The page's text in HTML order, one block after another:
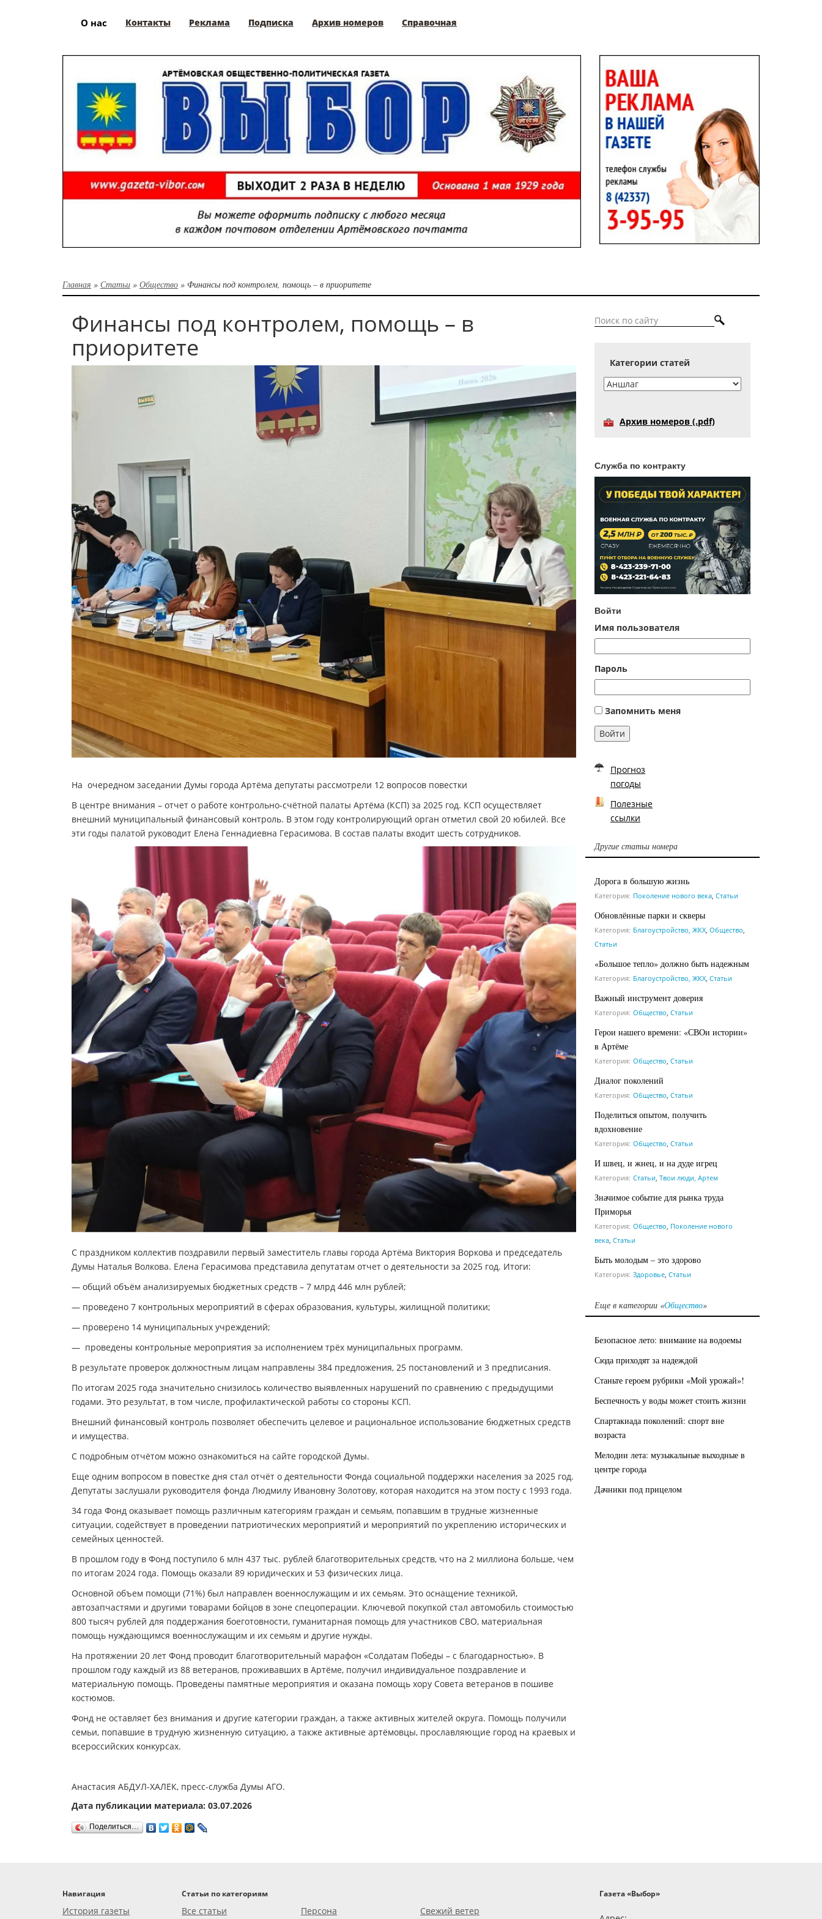
О нас Контакты Реклама Подписка Архив номеров Справочная
Главная » Статьи » Общество » Финансы под контролем, помощь – в приоритете
Финансы под контролем, помощь – в
приоритете
На очередном заседании Думы города Артёма депутаты рассмотрели 12 вопросов повестки
В центре внимания – отчет о работе контрольно-счётной палаты Артёма (КСП) за 2025 год. КСП осуществляет
внешний муниципальный финансовый контроль. В этом году контролирующий орган отметил свой 20 юбилей. Все
эти годы палатой руководит Елена Геннадиевна Герасимова. В состав палаты входит шесть сотрудников.
С праздником коллектив поздравили первый заместитель главы города Артёма Виктория Воркова и председатель
Думы Наталья Волкова. Елена Герасимова представила депутатам отчет о деятельности за 2025 год. Итоги:
— общий объём анализируемых бюджетных средств – 7 млрд 446 млн рублей;
— проведено 7 контрольных мероприятий в сферах образования, культуры, жилищной политики;
— проверено 14 муниципальных учреждений;
— проведены контрольные мероприятия за исполнением трёх муниципальных программ.
В результате проверок должностным лицам направлены 384 предложения, 25 постановлений и 3 предписания.
По итогам 2025 года значительно снизилось количество выявленных нарушений по сравнению с предыдущими
годами. Это результат, в том числе, профилактической работы со стороны КСП.
Внешний финансовый контроль позволяет обеспечить целевое и рациональное использование бюджетных средств
и имущества.
С подробным отчётом можно ознакомиться на сайте городской Думы.
Еще одним вопросом в повестке дня стал отчёт о деятельности Фонда социальной поддержки населения за 2025 год.
Депутаты заслушали руководителя фонда Людмилу Ивановну Золотову, которая находится на этом посту с 1993 года.
34 года Фонд оказывает помощь различным категориям граждан и семьям, попавшим в трудные жизненные
ситуации, содействует в проведении патриотических мероприятий и мероприятий по укреплению исторических и
семейных ценностей.
В прошлом году в Фонд поступило 6 млн 437 тыс. рублей благотворительных средств, что на 2 миллиона больше, чем
по итогам 2024 года. Помощь оказали 89 юридических и 53 физических лица.
Основной объем помощи (71%) был направлен военнослужащим и их семьям. Это оснащение техникой,
автозапчастями и другими товарами бойцов в зоне спецоперации. Ключевой покупкой стал автомобиль стоимостью
800 тысяч рублей для поддержания боеготовности, гуманитарная помощь для участников СВО, материальная
помощь нуждающимся военнослужащим и их семьям и другие нужды.
На протяжении 20 лет Фонд проводит благотворительный марафон «Солдатам Победы – с благодарностью». В
прошлом году каждый из 88 ветеранов, проживавших в Артёме, получил индивидуальное поздравление и
материальную помощь. Проведены памятные мероприятия и оказана помощь хору Совета ветеранов в пошиве
костюмов.
Фонд не оставляет без внимания и другие категории граждан, а также активных жителей округа. Помощь получили
семьи, попавшие в трудную жизненную ситуацию, а также активные артёмовцы, прославляющие город на краевых и
всероссийских конкурсах.
Анастасия АБДУЛ-ХАЛЕК, пресс-служба Думы АГО.
Дата публикации материала: 03.07.2026
Поделиться…
Категории статей
Архив номеров (.pdf)
Служба по контракту
Войти
Имя пользователя
Пароль
Запомнить меня
Войти
Прогноз
погоды
Полезные
ссылки
Другие статьи номера
Дорога в большую жизнь
Категория: Поколение нового века Статьи
Обновлённые парки и скверы
Категория: Благоустройство, ЖКХ Общество
Статьи
«Большое тепло» должно быть надежным
Категория: Благоустройство, ЖКХ Статьи
Важный инструмент доверия
Категория: Общество Статьи
Герои нашего времени: «СВОи истории»
в Артёме
Категория: Общество Статьи
Диалог поколений
Категория: Общество Статьи
Поделиться опытом, получить
вдохновение
Категория: Общество Статьи
И швец, и жнец, и на дуде игрец
Категория: Статьи Твои люди, Артем
Значимое событие для рынка труда
Приморья
Категория: Общество Поколение нового
века Статьи
Быть молодым – это здорово
Категория: Здоровье Статьи
Еще в категории «Общество»
Безопасное лето: внимание на водоемы
Сюда приходят за надеждой
Станьте героем рубрики «Мой урожай»!
Беспечность у воды может стоить жизни
Спартакиада поколений: спорт вне
возраста
Мелодии лета: музыкальные выходные в
центре города
Дачники под прицелом
Навигация
История газеты
Статьи по категориям
Все статьи Персона Свежий ветер
Газета «Выбор»